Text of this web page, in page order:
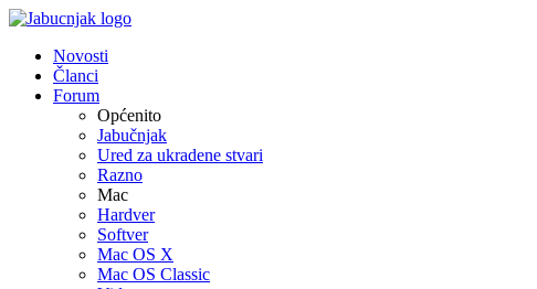
Novosti
Članci
Forum
Općenito
Jabučnjak
Ured za ukradene stvari
Razno
Mac
Hardver
Softver
Mac OS X
Mac OS Classic